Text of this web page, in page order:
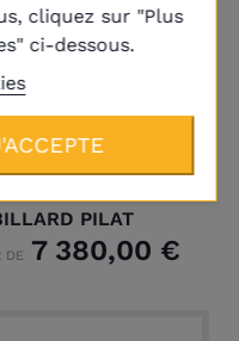
PILAT
DE7 380,00 €
cliquez sur "Plus
ci-dessous.